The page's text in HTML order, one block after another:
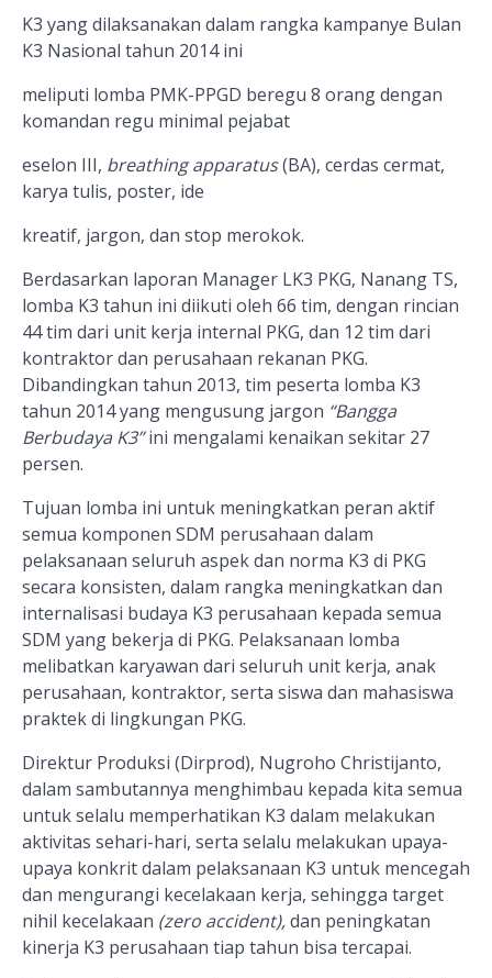
K3 yang dilaksanakan dalam rangka kampanye Bulan
K3 Nasional tahun 2014 ini
meliputi lomba PMK-PPGD beregu 8 orang dengan
komandan regu minimal pejabat
eselon III, breathing apparatus(BA), cerdas cermat,
karya tulis, poster, ide
kreatif, jargon, dan stop merokok.
Berdasarkan laporan Manager LK3 PKG, Nanang TS,
lomba K3 tahun ini diikuti oleh 66 tim, dengan rincian
44 tim dari unit kerja internal PKG, dan 12 tim dari
kontraktor dan perusahaan rekanan PKG.
Dibandingkan tahun 2013, tim peserta lomba K3
tahun 2014 yang mengusung jargon “Bangga
Berbudaya K3”ini mengalami kenaikan sekitar 27
persen.
Tujuan lomba ini untuk meningkatkan peran aktif
semua komponen SDM perusahaan dalam
pelaksanaan seluruh aspek dan norma K3 di PKG
secara konsisten, dalam rangka meningkatkan dan
internalisasi budaya K3 perusahaan kepada semua
SDM yang bekerja di PKG. Pelaksanaan lomba
melibatkan karyawan dari seluruh unit kerja, anak
perusahaan, kontraktor, serta siswa dan mahasiswa
praktek di lingkungan PKG.
Direktur Produksi (Dirprod), Nugroho Christijanto,
dalam sambutannya menghimbau kepada kita semua
untuk selalu memperhatikan K3 dalam melakukan
aktivitas sehari-hari, serta selalu melakukan upaya-
upaya konkrit dalam pelaksanaan K3 untuk mencegah
dan mengurangi kecelakaan kerja, sehingga target
nihil kecelakaan (zero accident),dan peningkatan
kinerja K3 perusahaan tiap tahun bisa tercapai.